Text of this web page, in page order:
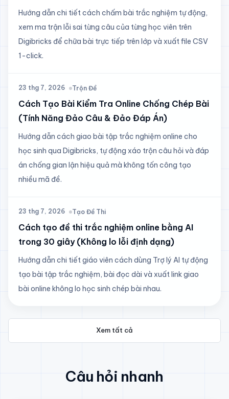
Hướng dẫn chi tiết cách chấm bài trắc nghiệm tự động,
xem ma trận lỗi sai từng câu của từng học viên trên
Digibricks để chữa bài trực tiếp trên lớp và xuất file CSV
1-click.
23 thg 7, 2026 Trộn Đề
Cách Tạo Bài Kiểm Tra Online Chống Chép Bài
(Tính Năng Đảo Câu & Đảo Đáp Án)
Hướng dẫn cách giao bài tập trắc nghiệm online cho
học sinh qua Digibricks, tự động xáo trộn câu hỏi và đáp
án chống gian lận hiệu quả mà không tốn công tạo
nhiều mã đề.
23 thg 7, 2026 Tạo Đề Thi
Cách tạo đề thi trắc nghiệm online bằng AI
trong 30 giây (Không lo lỗi định dạng)
Hướng dẫn chi tiết giáo viên cách dùng Trợ lý AI tự động
tạo bài tập trắc nghiệm, bài đọc dài và xuất link giao
bài online không lo học sinh chép bài nhau.
Xem tất cả
Câu hỏi nhanh